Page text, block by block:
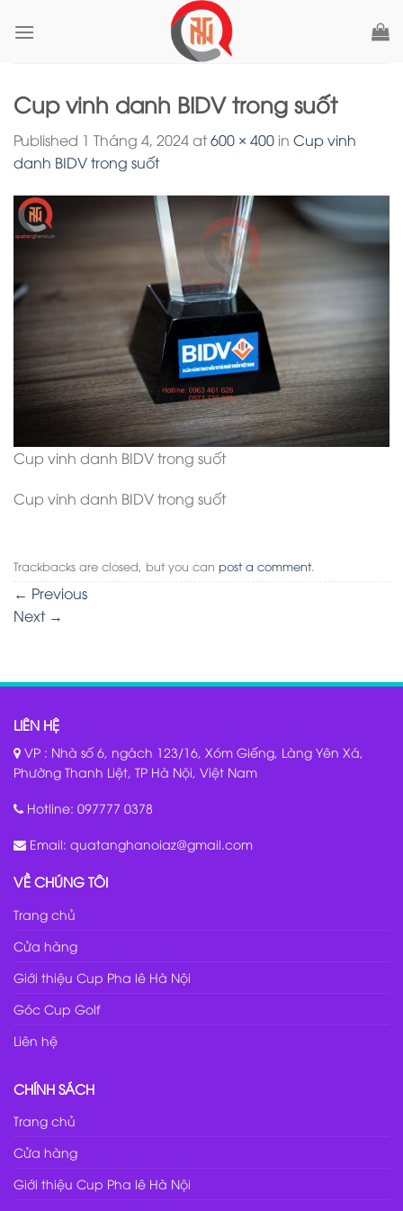
Cup vinh danh BIDV trong suốt
Published 1 Tháng 4, 2024at600 × 400 in Cup vinh
danh BIDV trong suốt
Cup vinh danh BIDV trong suốt
Cup vinh danh BIDV trong suốt
Trackbacks are closed, but you can post a comment.
← Previous
Next →
LIÊN HỆ
VP : Nhà số 6, ngách 123/16, Xóm Giếng, Làng Yên Xá,
Phường Thanh Liệt, TP Hà Nội, Việt Nam
Hotline: 097777 0378
Email: quatanghanoiaz@gmail.com
VỀ CHÚNG TÔI
Trang chủ
Cửa hàng
Giới thiệu Cup Pha lê Hà Nội
Góc Cup Golf
Liên hệ
CHÍNH SÁCH
Trang chủ
Cửa hàng
Giới thiệu Cup Pha lê Hà Nội